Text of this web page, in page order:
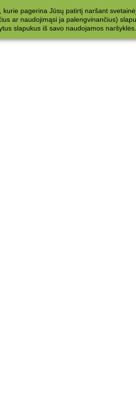
, kurie pagerina Jūsų patirtį naršant
ar naudojimąsi ja palengvinančius)
slapukus iš savo naudojamos naršyklės.